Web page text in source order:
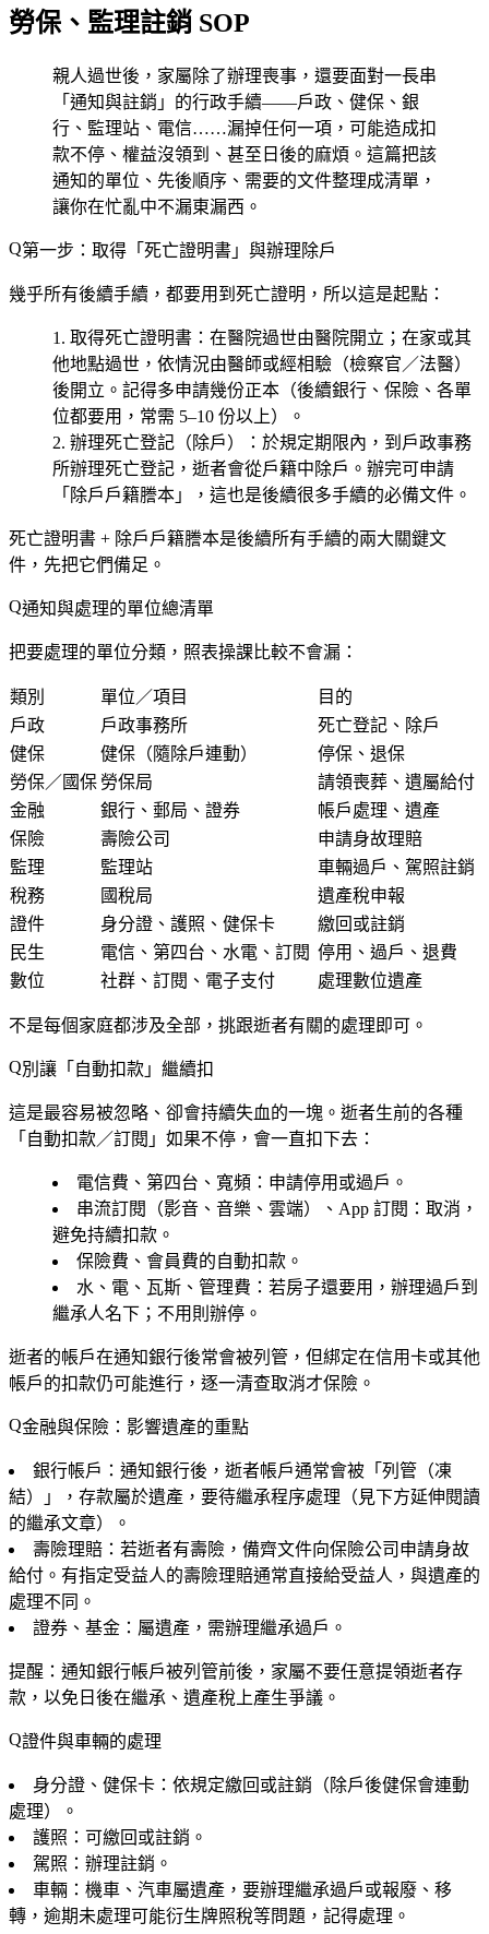
勞保、監理註銷 SOP
親人過世後，家屬除了辦理喪事，還要面對一長串
「通知與註銷」的行政手續——戶政、健保、銀
行、監理站、電信……漏掉任何一項，可能造成扣
款不停、權益沒領到、甚至日後的麻煩。這篇把該
通知的單位、先後順序、需要的文件整理成清單，
讓你在忙亂中不漏東漏西。
第一步：取得「死亡證明書」與辦理除戶
幾乎所有後續手續，都要用到死亡證明，所以這是起點：
取得死亡證明書 ：在醫院過世由醫院開立；在家或其
他地點過世，依情況由醫師或經相驗（檢察官／法醫）
後開立。 記得多申請幾份正本 （後續銀行、保險、各單
位都要用，常需 5–10 份以上）。
辦理死亡登記（除戶）
：於規定期限內，到戶政事務
所辦理死亡登記，逝者會從戶籍中除戶。辦完可申請
「除戶戶籍謄本」，這也是後續很多手續的必備文件。
死亡證明書 + 除戶戶籍謄本是後續所有手續的兩大關鍵文
件，先把它們備足。
通知與處理的單位總清單
把要處理的單位分類，照表操課比較不會漏：
類別 單位／項目
目的
戶政
戶政事務所
死亡登記、除戶
健保
健保（隨除戶連動）
停保、退保
勞保／國保 勞保局
請領喪葬、遺屬給付
金融
銀行、郵局、證券
帳戶處理、遺產
保險
壽險公司
申請身故理賠
監理
監理站
車輛過戶、駕照註銷
稅務
國稅局
遺產稅申報
證件
身分證、護照、健保卡
繳回或註銷
民生
電信、第四台、水電、訂閱 停用、過戶、退費
數位
社群、訂閱、電子支付 處理數位遺產
不是每個家庭都涉及全部，挑跟逝者有關的處理即可。
別讓「自動扣款」繼續扣
這是最容易被忽略、卻會持續失血的一塊。逝者生前的各種
「自動扣款／訂閱」如果不停，會一直扣下去：
電信費、第四台、寬頻 ：申請停用或過戶。
串流訂閱
（影音、音樂、雲端）、 App 訂閱 ：取消，
避免持續扣款。
保險費、會員費的自動扣款。
水、電、瓦斯、管理費 ：若房子還要用，辦理過戶到
繼承人名下；不用則辦停。
逝者的帳戶在通知銀行後常會被列管，但綁定在信用卡或其他
帳戶的扣款仍可能進行，逐一清查取消才保險。
金融與保險：影響遺產的重點
銀行帳戶 ：通知銀行後，逝者帳戶通常會被「列管（凍
結）」，存款屬於遺產，要待繼承程序處理（見下方延伸閱讀
的繼承文章）。
壽險理賠 ：若逝者有壽險，備齊文件向保險公司申請身故
給付。 有指定受益人的壽險理賠通常直接給受益人 ，與遺產的
處理不同。
證券、基金 ：屬遺產，需辦理繼承過戶。
提醒：通知銀行帳戶被列管前後，家屬不要任意提領逝者存
款，以免日後在繼承、遺產稅上產生爭議。
證件與車輛的處理
身分證、健保卡 ：依規定繳回或註銷（除戶後健保會連動
處理）。
護照 ：可繳回或註銷。
駕照 ：辦理註銷。
車輛 ：機車、汽車屬遺產，要辦理繼承過戶或報廢、移
轉，逾期未處理可能衍生牌照稅等問題，記得處理。